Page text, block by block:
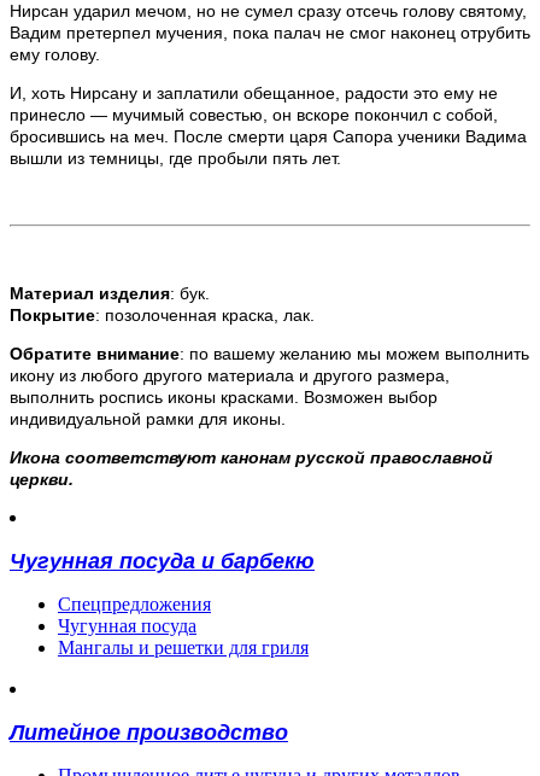
Нирсан ударил мечом, но не сумел сразу отсечь голову святому,
Вадим претерпел мучения, пока палач не смог наконец отрубить
ему голову.
И, хоть Нирсану и заплатили обещанное, радости это ему не
принесло — мучимый совестью, он вскоре покончил с собой,
бросившись на меч. После смерти царя Сапора ученики Вадима
вышли из темницы, где пробыли пять лет.
Материал изделия: бук.
Покрытие: позолоченная краска, лак.
Обратите внимание: по вашему желанию мы можем выполнить
икону из любого другого материала и другого размера,
выполнить роспись иконы красками. Возможен выбор
индивидуальной рамки для иконы.
Икона соответствуют канонам русской православной
церкви.
Чугунная посуда и барбекю
Спецпредложения
Чугунная посуда
Мангалы и решетки для гриля
Литейное производство